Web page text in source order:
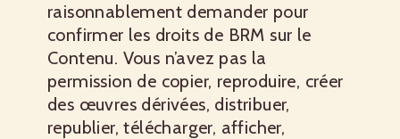
raisonnablement demander pour
confirmer les droits de BRM sur le
Contenu. Vous n’avez pas la
permission de copier, reproduire, créer
des œuvres dérivées, distribuer,
republier, télécharger, afficher,